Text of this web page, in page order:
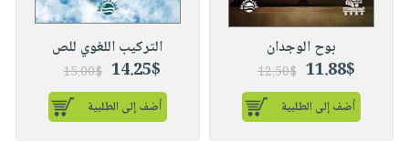
بوح الوجدان
11.88$
12.50$
أضف إلى الطلبية
التركيب اللغوي للص
14.25$
15.00$
أضف إلى الطلبية